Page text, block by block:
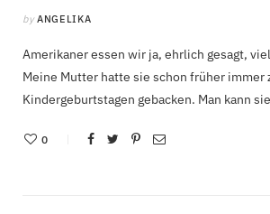
by ANGELIKA
Amerikaner essen wir ja, ehrlich gesagt,
Meine Mutter hatte sie schon früher immer
Kindergeburtstagen gebacken. Man kann
0